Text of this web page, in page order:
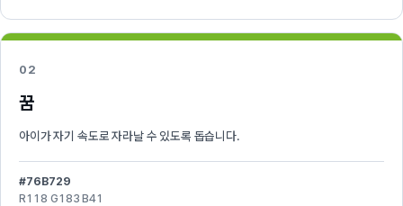
02
꿈
아이가 자기 속도로 자라날 수 있도록 돕습니다.
#76B729
R118 G183 B41